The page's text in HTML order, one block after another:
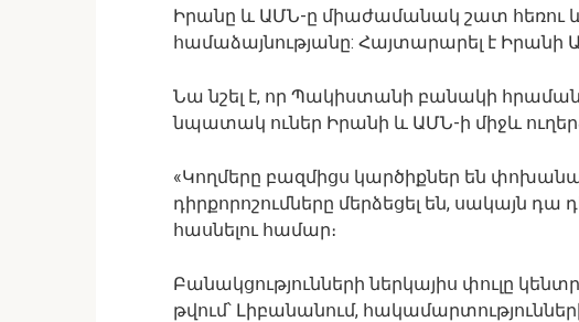
Իրանը և ԱՄՆ-ը միաժամանակ շատ հեռու
համաձայնությանը: Հայտարարել է Իրանի
Նա նշել է, որ Պակիստանի բանակի
նպատակ ուներ Իրանի և ԱՄՆ-ի միջև
«Կողմերը բազմիցս կարծիքներ են
դիրքորոշումները մերձեցել են, սակայն
հասնելու համար։
Բանակցությունների ներկայիս փուլը
թվում՝ Լիբանանում,